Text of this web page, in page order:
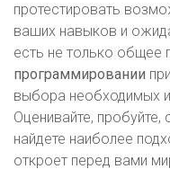
протестировать
ваших навыков и
есть не только общее
программировании
выбора необходимых
Оценивайте, пробуйте,
найдете наиболее
откроет перед вами